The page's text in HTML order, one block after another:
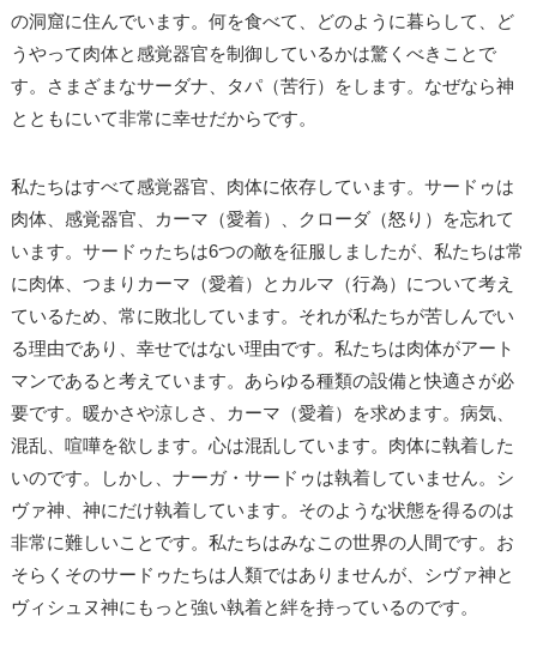
の洞窟に住んでいます。何を食べて、どのように暮らして、ど
うやって肉体と感覚器官を制御しているかは驚くべきことで
す。さまざまなサーダナ、タパ（苦行）をします。なぜなら神
とともにいて非常に幸せだからです。
私たちはすべて感覚器官、肉体に依存しています。サードゥは
肉体、感覚器官、カーマ（愛着）、クローダ（怒り）を忘れて
います。サードゥたちは6つの敵を征服しましたが、私たちは常
に肉体、つまりカーマ（愛着）とカルマ（行為）について考え
ているため、常に敗北しています。それが私たちが苦しんでい
る理由であり、幸せではない理由です。私たちは肉体がアート
マンであると考えています。あらゆる種類の設備と快適さが必
要です。暖かさや涼しさ、カーマ（愛着）を求めます。病気、
混乱、喧嘩を欲します。心は混乱しています。肉体に執着した
いのです。しかし、ナーガ・サードゥは執着していません。シ
ヴァ神、神にだけ執着しています。そのような状態を得るのは
非常に難しいことです。私たちはみなこの世界の人間です。お
そらくそのサードゥたちは人類ではありませんが、シヴァ神と
ヴィシュヌ神にもっと強い執着と絆を持っているのです。